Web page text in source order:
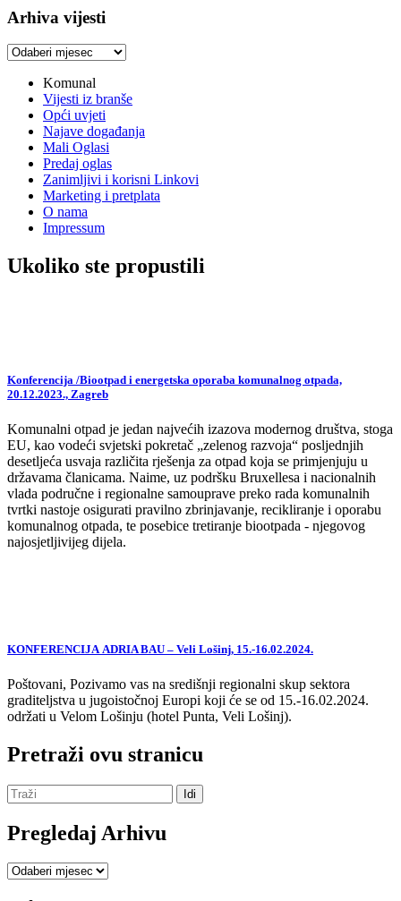
Arhiva vijesti
Arhiva
Komunal
Vijesti iz branše
Opći uvjeti
Najave događanja
Mali Oglasi
Predaj oglas
Zanimljivi i korisni Linkovi
Marketing i pretplata
O nama
Impressum
Ukoliko ste propustili
Konferencija /Biootpad i energetska oporaba komunalnog otpada,
20.12.2023., Zagreb
Komunalni otpad je jedan najvećih izazova modernog društva, stoga
EU, kao vodeći svjetski pokretač „zelenog razvoja“ posljednjih
desetljeća usvaja različita rješenja za otpad koja se primjenjuju u
državama članicama. Naime, uz podršku Bruxellesa i nacionalnih
vlada područne i regionalne samouprave preko rada komunalnih
tvrtki nastoje osigurati pravilno zbrinjavanje, recikliranje i oporabu
komunalnog otpada, te posebice tretiranje biootpada - njegovog
najosjetljivijeg dijela.
KONFERENCIJA ADRIA BAU – Veli Lošinj, 15.-16.02.2024.
Poštovani, Pozivamo vas na središnji regionalni skup sektora
graditeljstva u jugoistočnoj Europi koji će se od 15.-16.02.2024.
održati u Velom Lošinju (hotel Punta, Veli Lošinj).
Pretraži ovu stranicu
Pregledaj Arhivu
Pregledaj